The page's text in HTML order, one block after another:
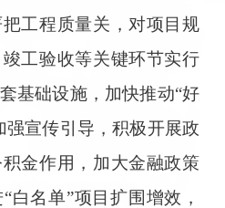
工程质量关，对项目规
工验收等关键环节实行
基础设施，加快推动“好
强宣传引导，积极开展政
金作用，加大金融政策
白名单”项目扩围增效，